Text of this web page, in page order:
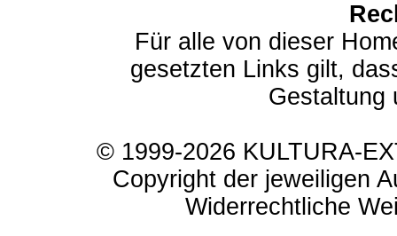
Für alle von dieser
gesetzten Links gilt,
Gestaltung
© 1999-2026 KULTURA-
Copyright der jeweiligen
Widerrechtliche